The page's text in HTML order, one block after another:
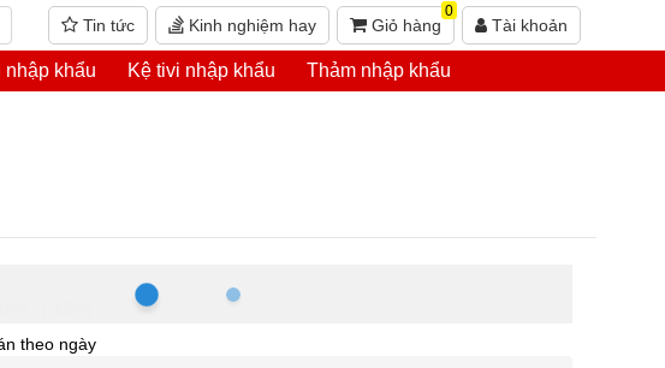
Tin tức Kinh nghiệm hay Giỏ hàng
0
Tài khoản
nhập khẩu Kệ tivi nhập khẩu Thảm nhập khẩu
theo ngày